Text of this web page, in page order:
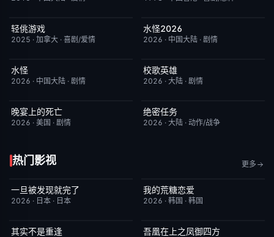
今日更新
轻佻游戏
2025 · 加拿大 · 喜剧/爱情
今日更新
水怪2026
2026 · 中国大陆 · 剧情
今日更新
水怪
2026 · 中国大陆 · 剧情
今日更新
校歌英雄
2026 · 大陆 · 剧情
今日更新
晚宴上的死亡
2026 · 美国 · 剧情
今日更新
绝密任务
2026 · 大陆 · 动作/战争
热门影视 更多
更新至第01集
一旦被发现就完了
2026 · 日本 · 日本
已完结
我的荒糖恋爱
2026 · 韩国 · 韩国
已完结
其实不是重逢 更新至第06集
吾凰在上之凤御四方